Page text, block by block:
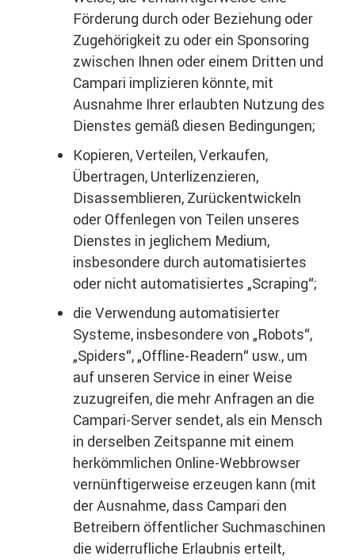
Förderung durch oder Beziehung oder
Zugehörigkeit zu oder ein Sponsoring
zwischen Ihnen oder einem Dritten und
Campari implizieren könnte, mit
Ausnahme Ihrer erlaubten Nutzung des
Dienstes gemäß diesen Bedingungen;
Kopieren, Verteilen, Verkaufen,
Übertragen, Unterlizenzieren,
Disassemblieren, Zurückentwickeln
oder Offenlegen von Teilen unseres
Dienstes in jeglichem Medium,
insbesondere durch automatisiertes
oder nicht automatisiertes „Scraping“;
die Verwendung automatisierter
Systeme, insbesondere von „Robots“,
„Spiders“, „Offline-Readern“ usw., um
auf unseren Service in einer Weise
zuzugreifen, die mehr Anfragen an die
Campari-Server sendet, als ein Mensch
in derselben Zeitspanne mit einem
herkömmlichen Online-Webbrowser
vernünftigerweise erzeugen kann (mit
der Ausnahme, dass Campari den
Betreibern öffentlicher Suchmaschinen
die widerrufliche Erlaubnis erteilt,